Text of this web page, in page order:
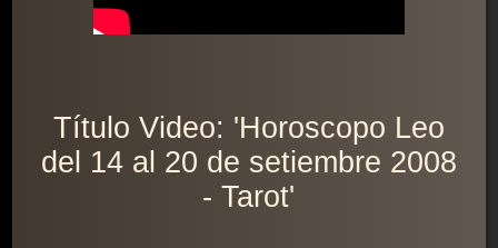
Título Video: 'Horoscopo Leo
del 14 al 20 de setiembre 2008
- Tarot'